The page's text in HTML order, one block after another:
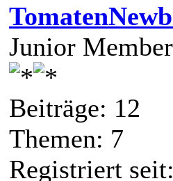
Junior Member
Beiträge: 12
Themen: 7
Registriert